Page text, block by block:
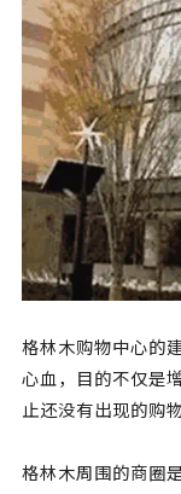
格林木购物中心的
心血，目的不仅是
止还没有出现的购物
格林木周围的商圈